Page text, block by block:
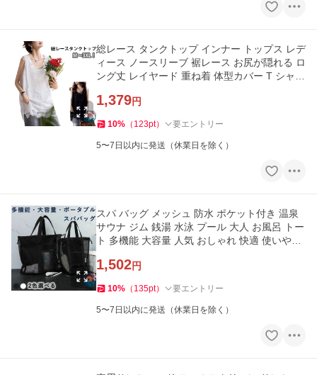
総レース タンクトップ インナー トップス レデ
ィース ノースリーブ 裾レース お尻が隠れる ロ
ング丈 レイヤード 重ね着 体型カバー T シャツ
1,379円
10% （ 123pt） 要エントリー
5〜7日以内に発送（休業日を除く）
スパ バッグ メッシュ 防水 ポケット付き 温泉
サウナ ジム 銭湯 水泳 プール 大人 お風呂 トー
ト 多機能 大容量 人気 おしゃれ 快適 使いやす
1,502円
10% （ 135pt） 要エントリー
5〜7日以内に発送（休業日を除く）